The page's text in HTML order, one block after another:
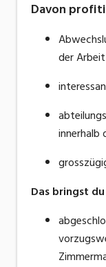
Davon
der Arbeit
innerhalb
Das bringst